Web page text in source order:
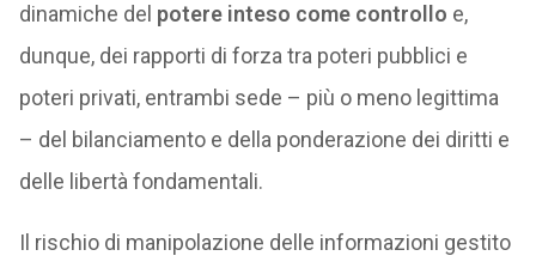
dinamiche del potere inteso come controllo e,
dunque, dei rapporti di forza tra poteri pubblici e
poteri privati, entrambi sede – più o meno legittima
– del bilanciamento e della ponderazione dei diritti e
delle libertà fondamentali.
Il rischio di manipolazione delle informazioni gestito